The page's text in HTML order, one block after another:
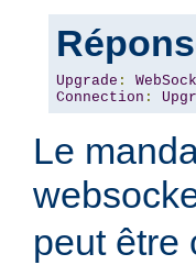
Upgrade :
Connection :
Le
peut être